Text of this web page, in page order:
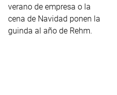
verano de empresa o la
cena de Navidad ponen la
guinda al año de Rehm.